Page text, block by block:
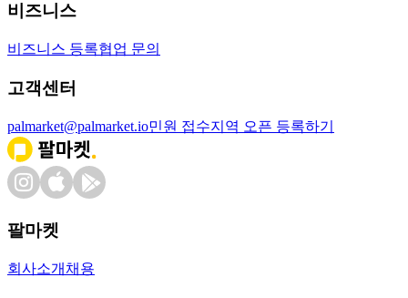
비즈니스
비즈니스 등록협업 문의
고객센터
palmarket@palmarket.io민원 접수지역 오픈 등록하기
팔마켓
회사소개 채용